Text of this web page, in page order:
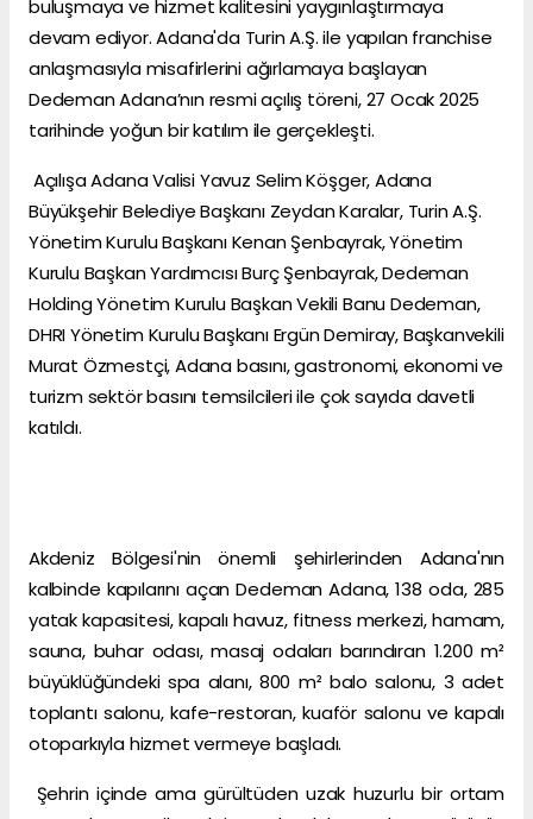
buluşmaya ve hizmet kalitesini yaygınlaştırmaya
devam ediyor. Adana'da Turin A.Ş. ile yapılan franchise
anlaşmasıyla misafirlerini ağırlamaya başlayan
Dedeman Adana’nın resmi açılış töreni, 27 Ocak 2025
tarihinde yoğun bir katılım ile gerçekleşti.
Açılışa Adana Valisi Yavuz Selim Köşger, Adana
Büyükşehir Belediye Başkanı Zeydan Karalar, Turin A.Ş.
Yönetim Kurulu Başkanı Kenan Şenbayrak, Yönetim
Kurulu Başkan Yardımcısı Burç Şenbayrak, Dedeman
Holding Yönetim Kurulu Başkan Vekili Banu Dedeman,
DHRI Yönetim Kurulu Başkanı Ergün Demiray, Başkanvekili
Murat Özmestçi, Adana basını, gastronomi, ekonomi ve
turizm sektör basını temsilcileri ile çok sayıda davetli
katıldı.
Akdeniz Bölgesi'nin önemli şehirlerinden Adana'nın
kalbinde kapılarını açan Dedeman Adana, 138 oda, 285
yatak kapasitesi, kapalı havuz, fitness merkezi, hamam,
sauna, buhar odası, masaj odaları barındıran 1.200 m²
büyüklüğündeki spa alanı, 800 m² balo salonu, 3 adet
toplantı salonu, kafe-restoran, kuaför salonu ve kapalı
otoparkıyla hizmet vermeye başladı.
Şehrin içinde ama gürültüden uzak huzurlu bir ortam